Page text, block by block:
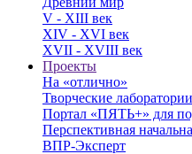
V - XIII век
XIV - XVI век
XVII - XVIII век
Проекты
На «отлично»
Творческие лаборатории
Портал «ПЯТЬ+» для
Перспективная
ВПР-Эксперт